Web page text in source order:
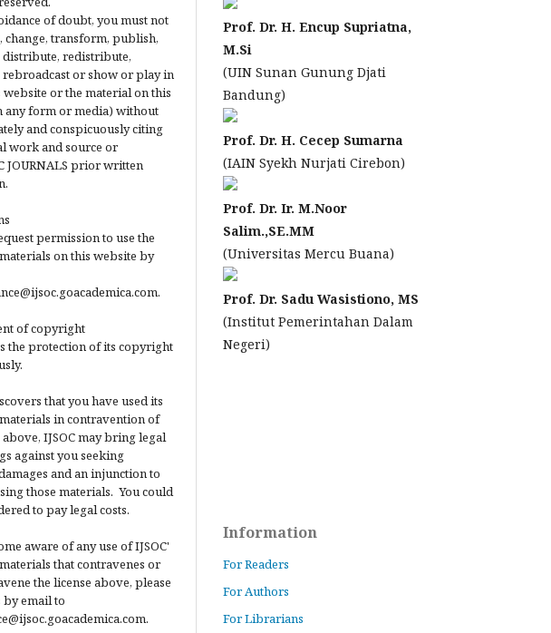
of doubt, you must not
change, transform, publish,
redistribute,
rebroadcast or show or play in
or the material on this
any form or media) without
and conspicuously citing
work and source or
JOURNALS prior written
permission to use the
on this website by
of copyright
the protection of its copyright
that you have used its
in contravention of
IJSOC may bring legal
against you seeking
and an injunction to
those materials. You could
to pay legal costs.
aware of any use of IJSOC'
that contravenes or
the license above, please
email to
Prof. Dr. H. Encup Supriatna,
M.Si
(UIN Sunan Gunung Djati
Bandung)
Prof. Dr. H. Cecep Sumarna
(IAIN Syekh Nurjati Cirebon)
Prof. Dr. Ir. M.Noor
Salim.,SE.MM
(Universitas Mercu Buana)
Prof. Dr. Sadu Wasistiono, MS
(Institut Pemerintahan Dalam
Negeri)
Information
For Readers
For Authors
For Librarians